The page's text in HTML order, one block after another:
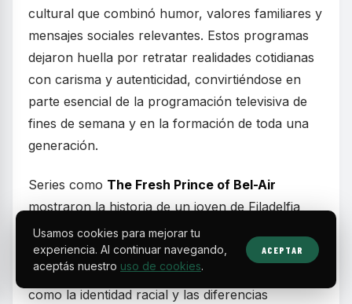
cultural que combinó humor, valores familiares y
mensajes sociales relevantes. Estos programas
dejaron huella por retratar realidades cotidianas
con carisma y autenticidad, convirtiéndose en
parte esencial de la programación televisiva de
fines de semana y en la formación de toda una
generación.
Series como The Fresh Prince of Bel-Air
mostraron la historia de un joven de Filadelfia
que, tras meterse en problemas, se muda con
sus parientes adinerados en Bel-Air. Más allá del
humor, el programa abordó temas complejos
como la identidad racial y las diferencias
Usamos cookies para mejorar tu
experiencia. Al continuar navegando,
aceptás nuestro uso de cookies.
ACEPTAR